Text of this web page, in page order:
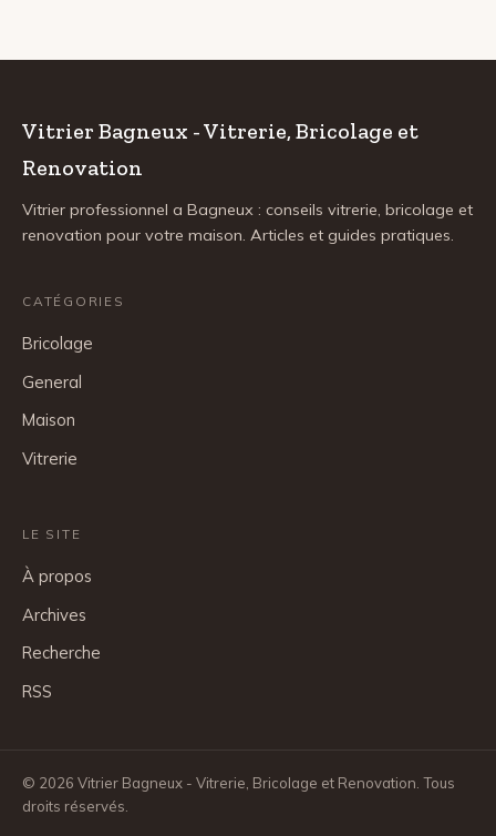
Vitrier Bagneux - Vitrerie, Bricolage et
Renovation
Vitrier professionnel a Bagneux : conseils vitrerie, bricolage et
renovation pour votre maison. Articles et guides pratiques.
CATÉGORIES
Bricolage
General
Maison
Vitrerie
LE SITE
À propos
Archives
Recherche
RSS
© 2026 Vitrier Bagneux - Vitrerie, Bricolage et Renovation. Tous
droits réservés.